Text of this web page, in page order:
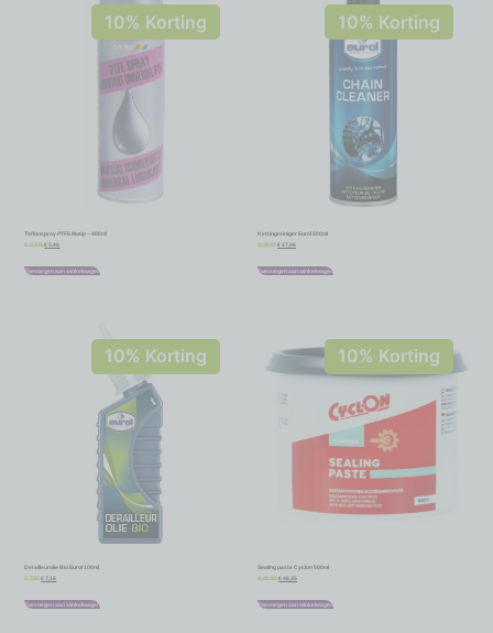
10% Korting
Teflonspray PTFE Motip – 400ml
€ 6,00 € 5,40
Toevoegen aan winkelwagen
10% Korting
Kettingreiniger Eurol 500ml
€ 18,95 € 17,06
Toevoegen aan winkelwagen
10% Korting
Derailleurolie Bio Eurol 100ml
€ 7,95 € 7,16
Toevoegen aan winkelwagen
10% Korting
Sealing paste Cyclon 500ml
€ 51,50 € 46,35
Toevoegen aan winkelwagen